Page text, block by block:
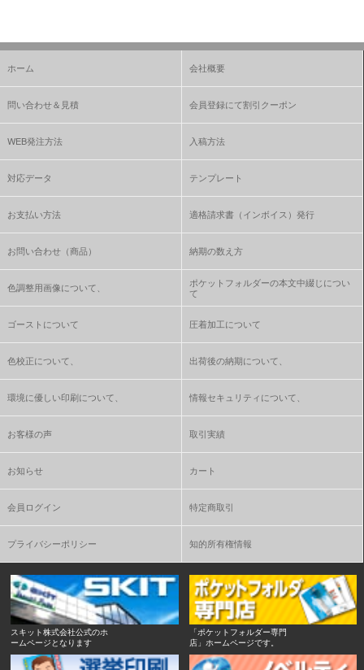
ホーム 会社概要
問い合わせ＆見積 会員登録にて割引クーポン
WEB発注方法 入稿方法
対応データ テンプレート
お支払い方法 適格請求書（インボイス）発行
お問い合わせ（商品） 納期の数え方
色調整用画像について、
ポケットフォルダーの本文中綴じについ
て
ゴーストについて 圧着加工について
色校正について、 出荷後の納期について、
環境に優しい印刷について、 情報セキュリティについて、
お客様の声 取引実績
お知らせ カート
会員ログイン 特定商取引
プライバシーポリシー 知的所有権情報
スキット株式会社公式のホ
ームページとなります
「ポケットフォルダー専門
店」ホームページです。